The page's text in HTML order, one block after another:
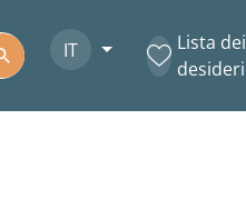
IT
Lista dei
desideri